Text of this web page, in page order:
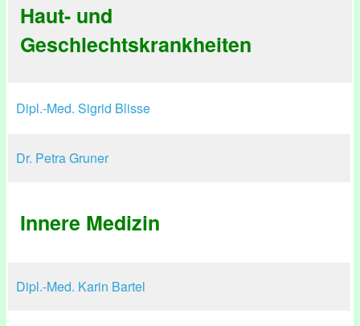
Haut- und
Geschlechtskrankheiten
Dipl.-Med. Sigrid Blisse
Dr. Petra Gruner
Innere Medizin
Dipl.-Med. Karin Bartel